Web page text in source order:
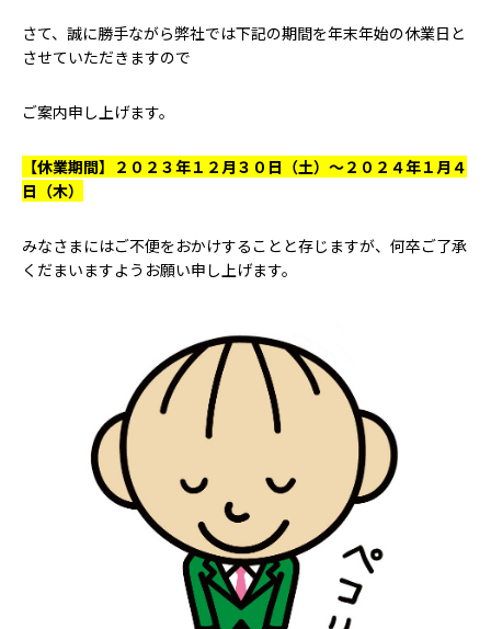
さて、誠に勝手ながら弊社では下記の期間を年末年始の休業日と
させていただきますので
ご案内申し上げます。
【休業期間】２０２３年１２月３０日（土）～２０２４年１月４
日（木）
みなさまにはご不便をおかけすることと存じますが、何卒ご了承
くだまいますようお願い申し上げます。